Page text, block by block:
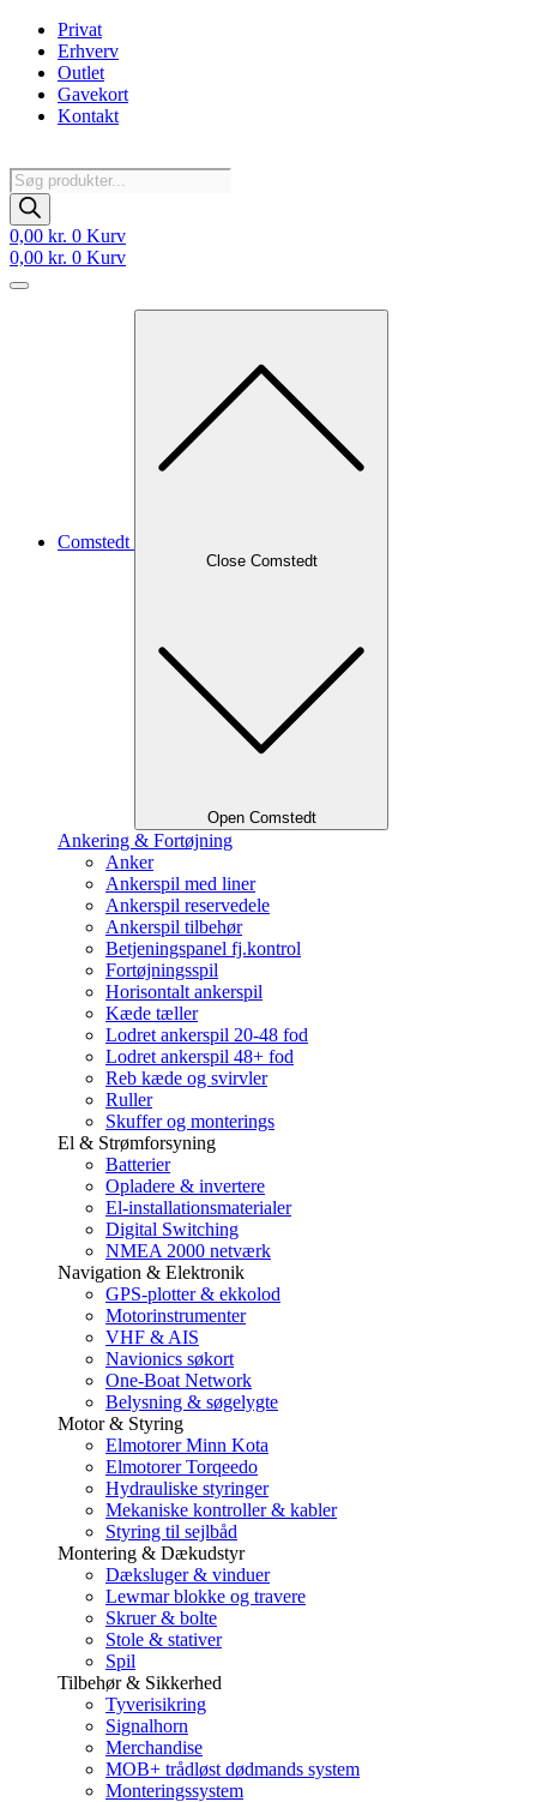
Videre
indhold
Privat
Erhverv
Outlet
Gavekort
Kontakt
Products
search
0,00 kr. 0 Kurv
0,00 kr. 0 Kurv
Comstedt
Close Comstedt
Open Comstedt
Ankering & Fortøjning
Anker
Ankerspil med liner
Ankerspil reservedele
Ankerspil tilbehør
Betjeningspanel fj.kontrol
Fortøjningsspil
Horisontalt ankerspil
Kæde tæller
Lodret ankerspil 20-48 fod
Lodret ankerspil 48+ fod
Reb kæde og svirvler
Ruller
Skuffer og monterings
El & Strømforsyning
Batterier
Opladere & invertere
El-installationsmaterialer
Digital Switching
NMEA 2000 netværk
Navigation & Elektronik
GPS-plotter & ekkolod
Motorinstrumenter
VHF & AIS
Navionics søkort
One-Boat Network
Belysning & søgelygte
Motor & Styring
Elmotorer Minn Kota
Elmotorer Torqeedo
Hydrauliske styringer
Mekaniske kontroller & kabler
Styring til sejlbåd
Montering & Dækudstyr
Dæksluger & vinduer
Lewmar blokke og travere
Skruer & bolte
Stole & stativer
Spil
Tilbehør & Sikkerhed
Tyverisikring
Signalhorn
Merchandise
MOB+ trådløst dødmands system
Monteringssystem